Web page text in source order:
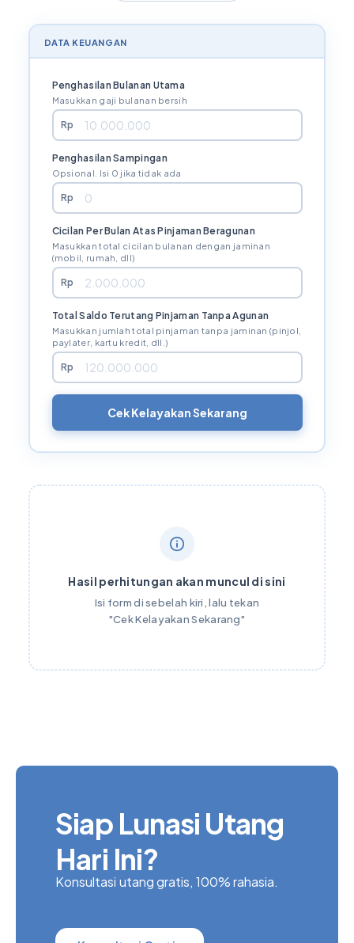
DATA KEUANGAN
Penghasilan Bulanan Utama
Masukkan gaji bulanan bersih
Rp
Penghasilan Sampingan
Opsional. Isi 0 jika tidak ada
Rp
Cicilan Per Bulan Atas Pinjaman Beragunan
Masukkan total cicilan bulanan dengan jaminan
(mobil, rumah, dll)
Rp
Total Saldo Terutang Pinjaman Tanpa Agunan
Masukkan jumlah total pinjaman tanpa jaminan (pinjol,
paylater, kartu kredit, dll.)
Rp
Cek Kelayakan Sekarang
Hasil perhitungan akan muncul di sini
Isi form di sebelah kiri, lalu tekan
"Cek Kelayakan Sekarang"
Siap Lunasi Utang
Hari Ini?
Konsultasi utang gratis, 100% rahasia.